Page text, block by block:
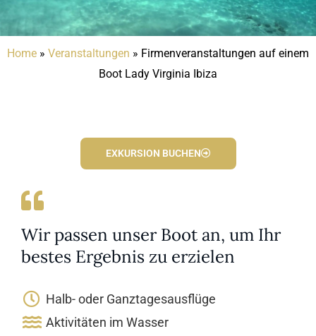
Home » Veranstaltungen » Firmenveranstaltungen auf einem
Boot Lady Virginia Ibiza
EXKURSION BUCHEN
Wir passen unser Boot an, um Ihr
bestes Ergebnis zu erzielen
Halb- oder Ganztagesausflüge
Aktivitäten im Wasser